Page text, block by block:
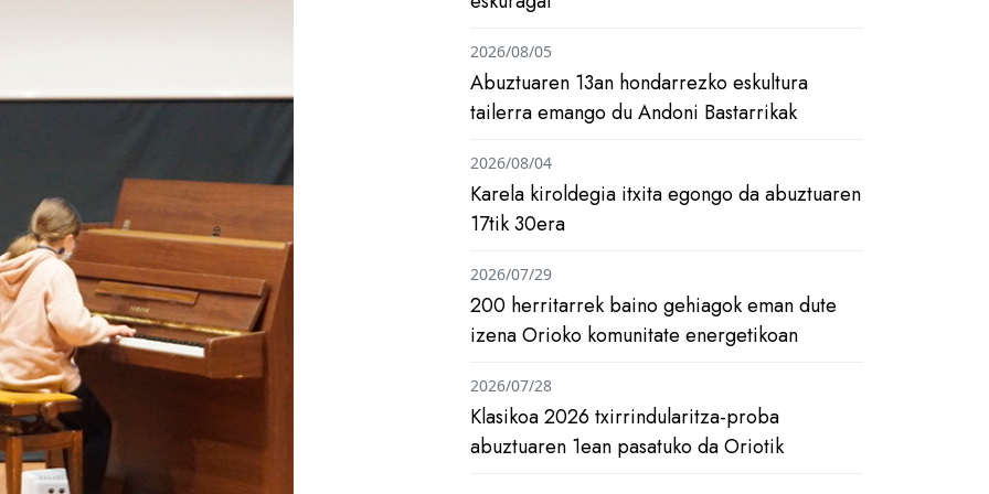
Abuztuaren 13an hondarrezko eskultura
tailerra emango du Andoni Bastarrikak
2026/08/05
Karela kiroldegia itxita egongo da abuztuaren
17tik 30era
2026/08/04
200 herritarrek baino gehiagok eman dute
izena Orioko komunitate energetikoan
2026/07/29
Klasikoa 2026 txirrindularitza-proba
abuztuaren 1ean pasatuko da Oriotik
2026/07/28